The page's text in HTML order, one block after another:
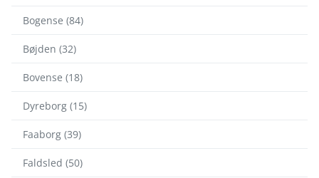
Bogense (84)
Bøjden (32)
Bovense (18)
Dyreborg (15)
Faaborg (39)
Faldsled (50)